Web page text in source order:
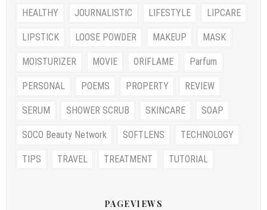
HEALTHY JOURNALISTIC LIFESTYLE LIPCARE
LIPSTICK LOOSE POWDER MAKEUP MASK
MOISTURIZER MOVIE ORIFLAME Parfum
PERSONAL POEMS PROPERTY REVIEW
SERUM SHOWER SCRUB SKINCARE SOAP
SOCO Beauty Network SOFTLENS TECHNOLOGY
TIPS TRAVEL TREATMENT TUTORIAL
PAGEVIEWS